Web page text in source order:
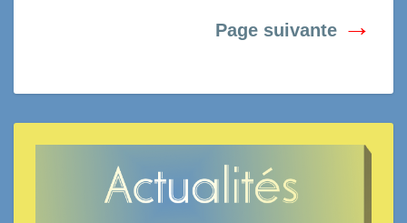
Page suivante →